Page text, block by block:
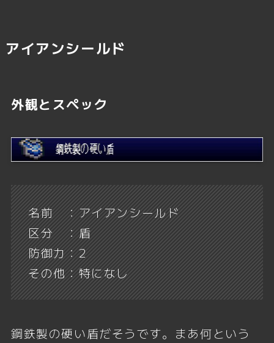
アイアンシールド
外観とスペック
名前 ：アイアンシールド
区分 ：盾
防御力：2
その他：特になし
鋼鉄製の硬い盾だそうです。まあ何という